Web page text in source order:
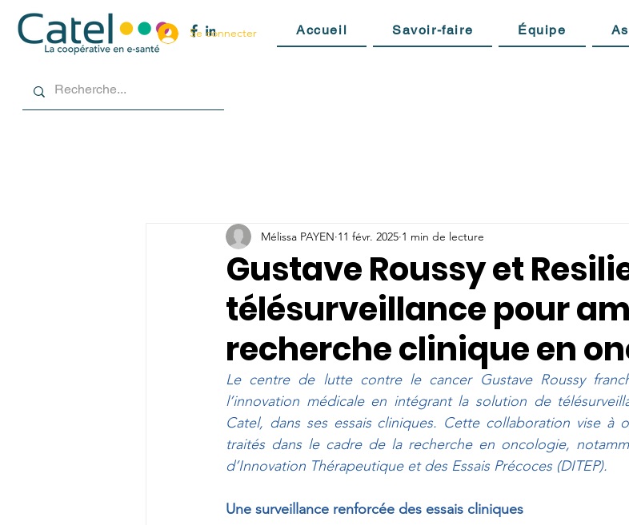
Se connecter Accueil Savoir-faire Équipe
Gustave Roussy et
télésurveillance pour
recherche clinique en
Mélissa PAYEN 11 févr. 2025 1 min de lecture
Le centre de lutte contre le cancer Gustave Roussy
l’innovation médicale en intégrant la solution de
Catel, dans ses essais cliniques. Cette collaboration vise à
traités dans le cadre de la recherche en oncologie,
d’Innovation Thérapeutique et des Essais Précoces (DITEP).
Une surveillance renforcée des essais cliniques